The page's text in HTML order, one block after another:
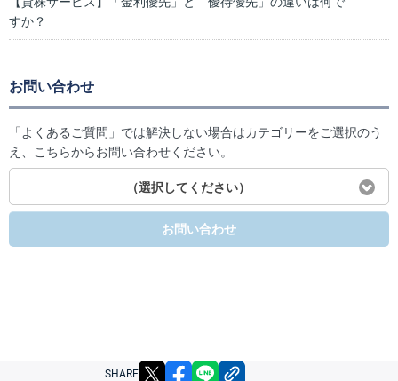
すか？
お問い合わせ
「よくあるご質問」では解決しない場合はカテゴリーをご選択のう
え、こちらからお問い合わせください。
（選択してください）
お問い合わせ
SHARE X facebook